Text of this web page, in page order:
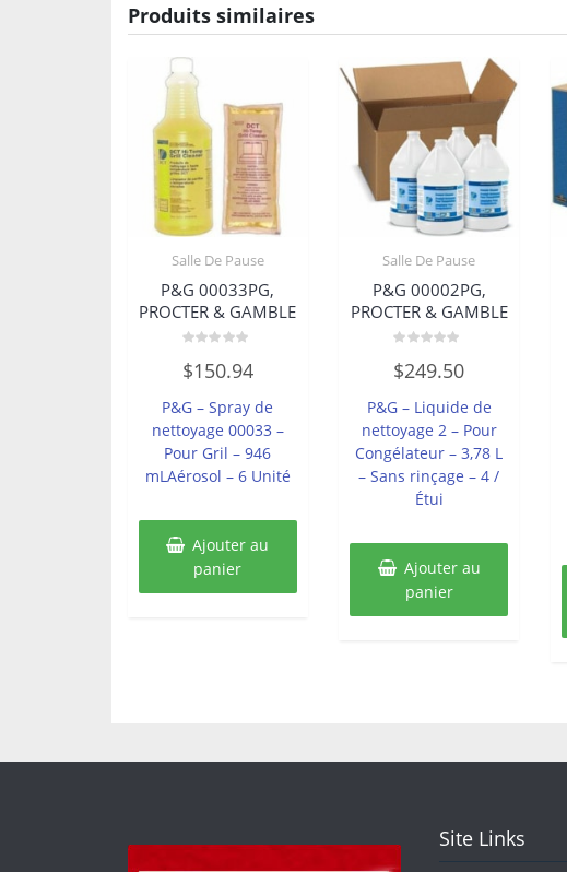
Produits similaires
Salle De Pause
P&G 00033PG,
PROCTER & GAMBLE
0
sur
$150.94
P&G – Spray de
nettoyage 00033 –
Pour Gril – 946
mLAérosol – 6 Unité
Ajouter au
panier
Salle De Pause
P&G 00002PG,
PROCTER & GAMBLE
0
sur
$249.50
P&G – Liquide de
nettoyage 2 – Pour
Congélateur – 3,78 L
– Sans rinçage – 4 /
Étui
Ajouter au
panier
Site Links